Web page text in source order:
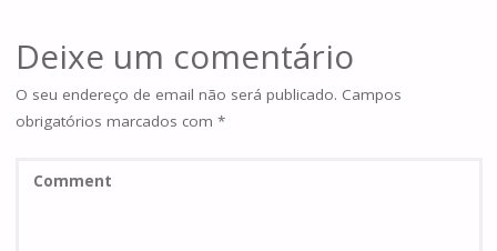
Deixe um comentário
O seu endereço de email não será publicado. Campos
obrigatórios marcados com *